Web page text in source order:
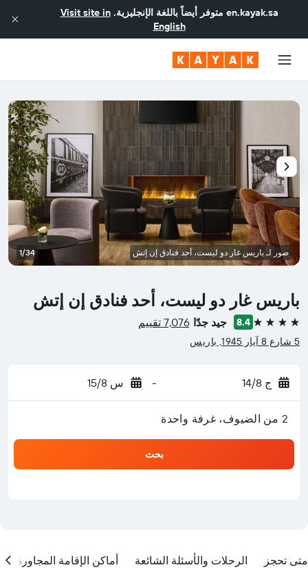
en.kayak.sa متوفر أيضاً باللغة الإنجليزية.Visit site in
English
باريس غار دو ليست، أحد فنادق إن إتش
4 نجوم 8.4 جيد جدًا 7,076 تقييم
5 شارع 8 آيار 1945, باريس
ج 14/8 - س 15/8
2 من الضيوف، غرفة واحدة
بحث
صور لـ باريس غار دو ليست، أحد فنادق إن إتش 1/34
متى تحجز الرحلات والأسئلة الشائعة أماكن الإقامة المجاورة